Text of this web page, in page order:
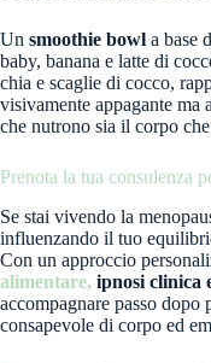
Un smoothie bowl a base
baby, banana e latte di
chia e scaglie di cocco,
visivamente appagante ma
che nutrono sia il corpo
Prenota la tua consulenza
Se stai vivendo la
influenzando il tuo
Con un approccio
alimentare, ipnosi clinica
accompagnare passo dopo
consapevole di corpo ed